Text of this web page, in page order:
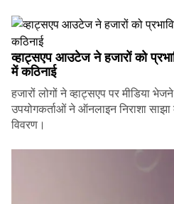
व्हाट्सएप आउटेज ने हजारों को
में कठिनाई
हजारों लोगों ने व्हाट्सएप पर मीडिया
उपयोगकर्ताओं ने ऑनलाइन निराशा
विवरण।